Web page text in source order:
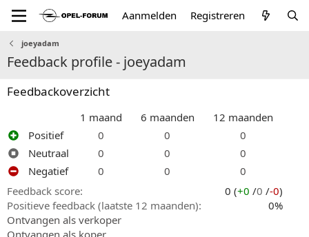
Aanmelden Registreren
joeyadam
Feedback profile - joeyadam
Feedbackoverzicht
1 maand 6 maanden
12 maanden
Positief
0 0
0
Neutraal
0 0
0
Negatief
0 0
0
Feedback score
0 (+0 /0 /-0)
Positieve feedback (laatste 12 maanden)
0%
Ontvangen als verkoper
Ontvangen als koper